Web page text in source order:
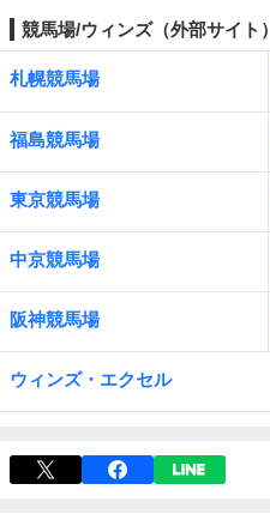
競馬場/ウィンズ（外部サイト）
札幌競馬場
福島競馬場
東京競馬場
中京競馬場
阪神競馬場
ウィンズ・エクセル